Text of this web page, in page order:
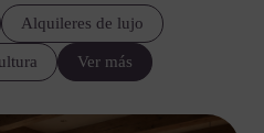
Alquileres de lujo
Ver más